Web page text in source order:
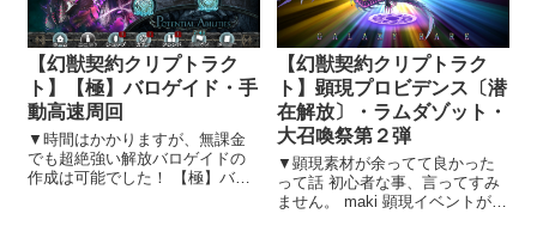
【幻獣契約クリプトラク
ト】【極】バロゲイド・手
動高速周回
▼時間はかかりますが、無課金
でも超絶強い解放バロゲイドの
作成は可能でした！ 【極】バロ
【幻獣契約クリプトラク
ト】顕現プロビデンス〔潜
在解放〕・ラムダゾット・
大召喚祭第２弾
▼顕現素材が余ってて良かった
って話 初心者な事、言ってすみ
ません。 maki 顕現イベントが無